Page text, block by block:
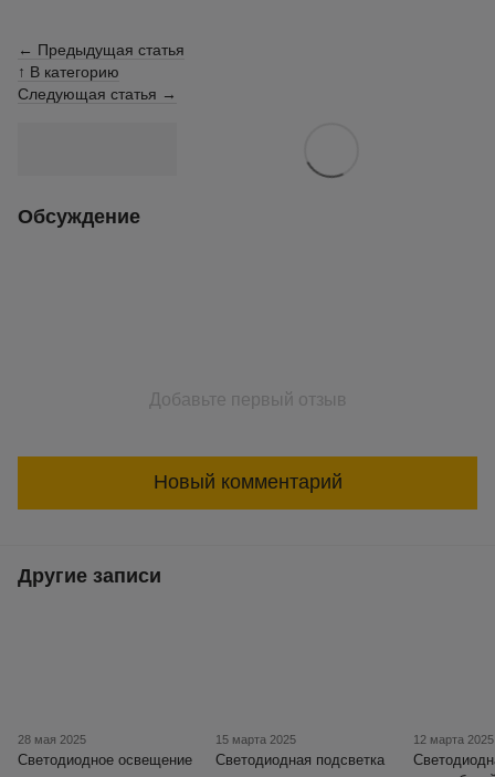
← Предыдущая статья
↑ В категорию
Следующая статья →
Обсуждение
Добавьте первый отзыв
Новый комментарий
Другие записи
28 мая 2025
Светодиодное освещение
15 марта 2025
Светодиодная подсветка
12 марта 2025